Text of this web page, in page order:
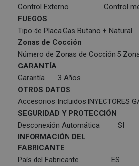
Control Externo
Control
FUEGOS
Tipo de PlacaGas Butano + Natural
Zonas de Cocción
Número de Zonas de Cocción 5
GARANTÍA
Garantía
3 Años
OTROS DATOS
Accesorios Incluidos INYECTORES
SEGURIDAD Y PROTECCIÓN
Desconexión Automática
SI
INFORMACIÓN DEL
FABRICANTE
País del Fabricante
ES